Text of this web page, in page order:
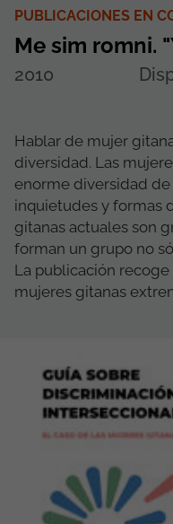
PUBLICACIONES EN
Me sim romni.
2010
Hablar de mujer
diversidad. Las
enorme diversidad
inquietudes y formas
gitanas actuales son
forman un grupo no
La publicación
mujeres gitanas